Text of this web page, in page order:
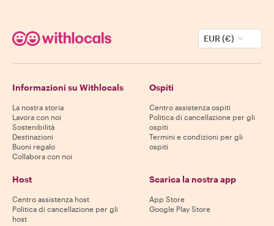
EUR (€)
Informazioni su Withlocals
La nostra storia
Lavora con noi
Sostenibilità
Destinazioni
Buoni regalo
Collabora con noi
Ospiti
Centro assistenza ospiti
Politica di cancellazione per gli
ospiti
Termini e condizioni per gli
ospiti
Host
Centro assistenza host
Politica di cancellazione per gli
host
Scarica la nostra app
App Store
Google Play Store